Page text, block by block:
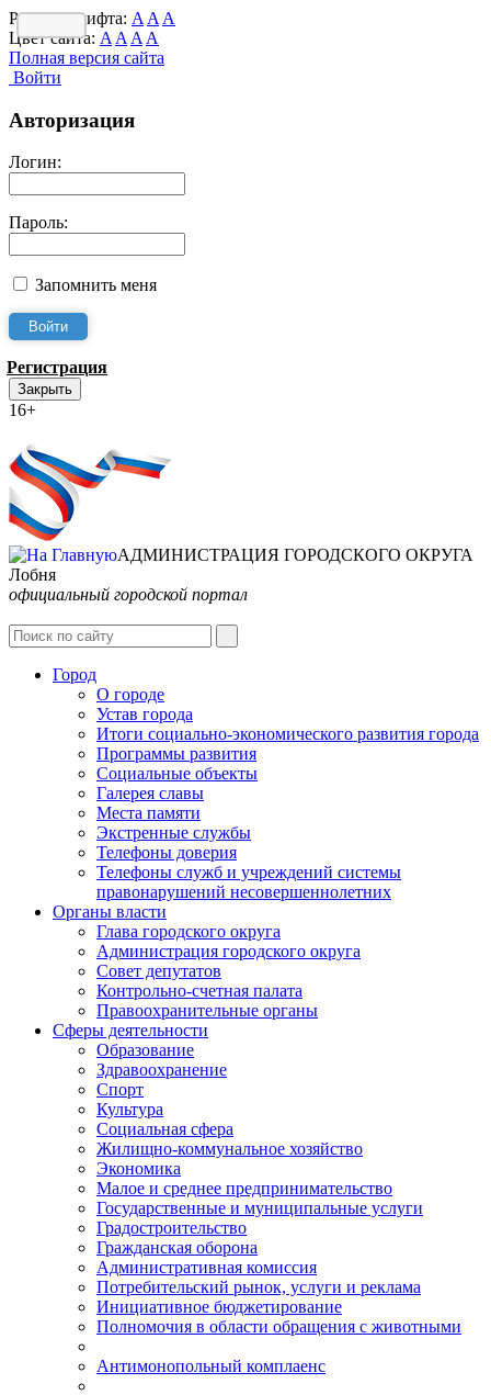
Размер шрифта: A A A
Цвет сайта: A A A A
Полная версия сайта
Войти
Авторизация
Логин:
Пароль:
Запомнить меня
Регистрация
Закрыть
16+
АДМИНИСТРАЦИЯ ГОРОДСКОГО ОКРУГА
Лобня
официальный городской портал
Город
О городе
Устав города
Итоги социально-экономического развития города
Программы развития
Социальные объекты
Галерея славы
Места памяти
Экстренные службы
Телефоны доверия
Телефоны служб и учреждений системы
правонарушений несовершеннолетних
Органы власти
Глава городского округа
Администрация городcкого округа
Совет депутатов
Контрольно-счетная палата
Правоохранительные органы
Сферы деятельности
Образование
Здравоохранение
Спорт
Культура
Социальная сфера
Жилищно-коммунальное хозяйство
Экономика
Малое и среднее предпринимательство
Государственные и муниципальные услуги
Градостроительство
Гражданская оборона
Административная комиссия
Потребительский рынок, услуги и реклама
Инициативное бюджетирование
Полномочия в области обращения с животными
Антимонопольный комплаенс